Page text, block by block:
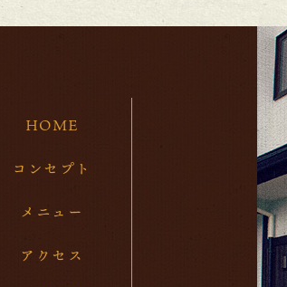
2025年11
2025年10
2025年9月
2025年8月
2025年7月
2025年6月
2024年12
2024年10
HOME
コンセプト
メニュー
アクセス